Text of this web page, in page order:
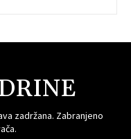
zadržana. Zabranjeno